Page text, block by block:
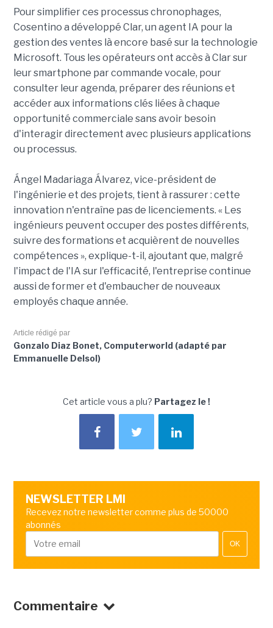
Pour simplifier ces processus chronophages,
Cosentino a développé Clar, un agent IA pour la
gestion des ventes là encore basé sur la technologie
Microsoft. Tous les opérateurs ont accès à Clar sur
leur smartphone par commande vocale, pour
consulter leur agenda, préparer des réunions et
accéder aux informations clés liées à chaque
opportunité commerciale sans avoir besoin
d'interagir directement avec plusieurs applications
ou processus.
Ángel Madariaga Álvarez, vice-président de
l'ingénierie et des projets, tient à rassurer : cette
innovation n'entraîne pas de licenciements. « Les
ingénieurs peuvent occuper des postes différents,
suivre des formations et acquièrent de nouvelles
compétences », explique-t-il, ajoutant que, malgré
l'impact de l'IA sur l'efficacité, l'entreprise continue
aussi de former et d'embaucher de nouveaux
employés chaque année.
Article rédigé par
Gonzalo Diaz Bonet, Computerworld (adapté par
Emmanuelle Delsol)
Cet article vous a plu? Partagez le !
NEWSLETTER LMI
Recevez notre newsletter comme plus de 50000
abonnés
OK
Commentaire